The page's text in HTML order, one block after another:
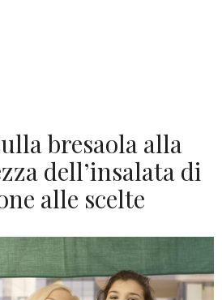
bresaola alla
dell’insalata di
alle scelte